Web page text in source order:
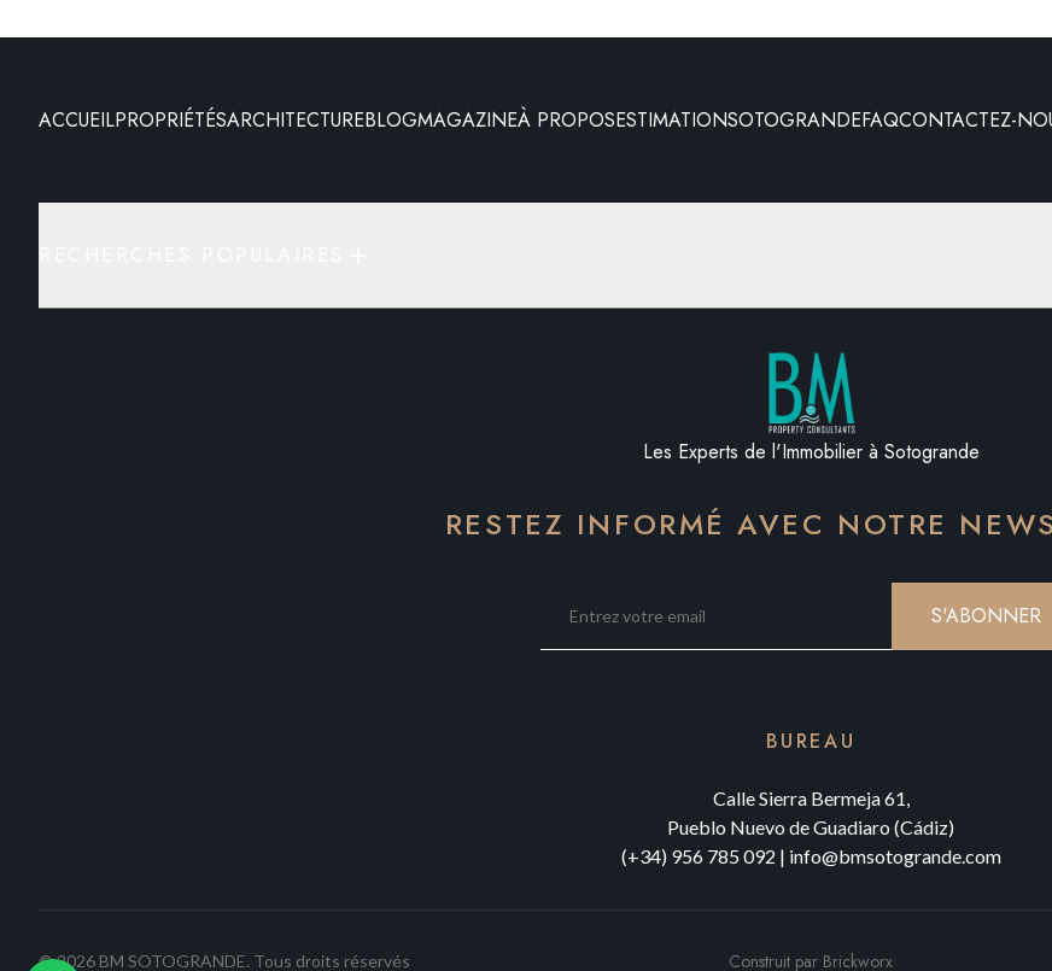
ACCUEILPROPRIÉTÉSARCHITECTUREBLOGMAGAZINEÀ PROPOSESTIMATIONSOTOGRANDEFAQCONTACTEZ-
Les Experts de l'Immobilier à Sotogrande
RESTEZ INFORMÉ AVEC NOTRE
S'ABONNER
BUREAU
Calle Sierra Bermeja 61,
Pueblo Nuevo de Guadiaro (Cádiz)
(+34) 956 785 092 | info@bmsotogrande.com
©2026 BM SOTOGRANDE. Tous droits réservés Construit par Brickworx